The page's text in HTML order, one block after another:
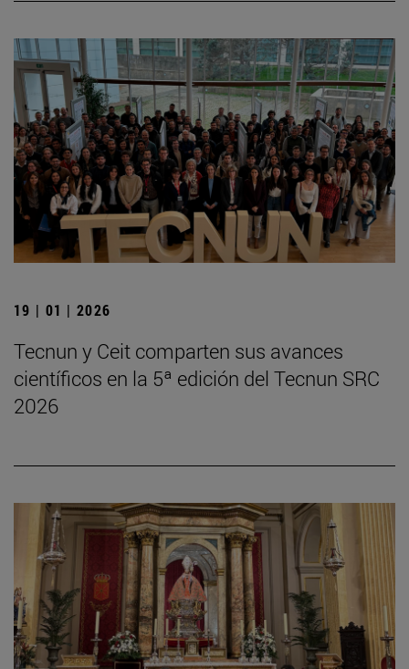
19 | 01 | 2026
Tecnun y Ceit comparten sus avances
científicos en la 5ª edición del Tecnun SRC
2026